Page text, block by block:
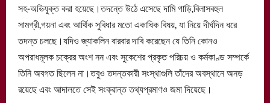
সহ-অভিযুক্ত করা হয়েছে।তদন্তে উঠে এসেছে দামি গাড়ি,বিলাসবহুল
সামগ্রী,গয়না এবং আর্থিক সুবিধার মতো একাধিক বিষয়, যা নিয়ে দীর্ঘদিন ধরে
তদন্ত চলছে।যদিও জ্যাকলিন বারবার দাবি করেছেন যে তিনি কোনও
অপরাধমূলক চক্রের অংশ নন এবং সুকেশের প্রকৃত পরিচয় ও কর্মকাণ্ড সম্পর্কে
তিনি অবগত ছিলেন না।তবুও তদন্তকারী সংস্থাগুলি তাঁদের অবস্থানে অনড়
রয়েছে এবং আদালতে সেই সংক্রান্ত তথ্যপ্রমাণও জমা দিয়েছে।